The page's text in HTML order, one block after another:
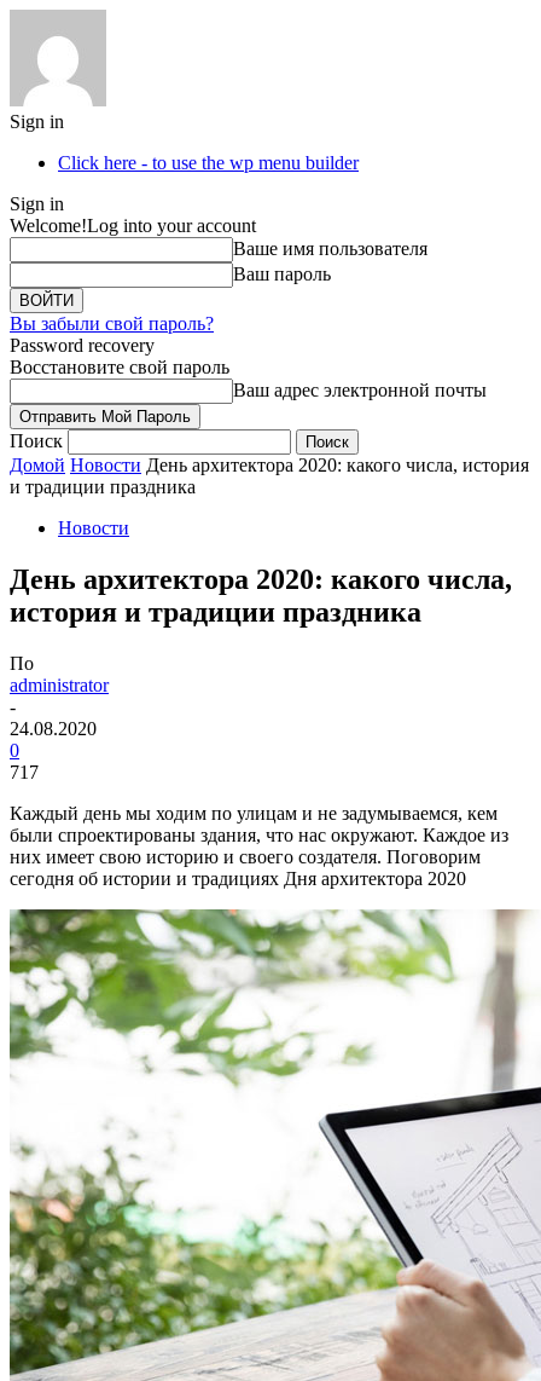
Sign in
Click here - to use the wp menu builder
Sign in
Welcome!Log into your account
Ваше имя пользователя
Ваш пароль
Вы забыли свой пароль?
Password recovery
Восстановите свой пароль
Ваш адрес электронной почты
Поиск
Домой Новости День архитектора 2020: какого числа, история
и традиции праздника
Новости
День архитектора 2020: какого числа,
история и традиции праздника
По
administrator
-
24.08.2020
0
717
Каждый день мы ходим по улицам и не задумываемся, кем
были спроектированы здания, что нас окружают. Каждое из
них имеет свою историю и своего создателя. Поговорим
сегодня об истории и традициях Дня архитектора 2020